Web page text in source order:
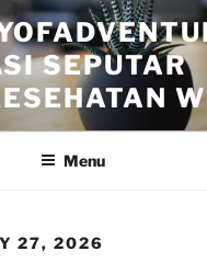
SEPUTAR
Menu
27, 2026